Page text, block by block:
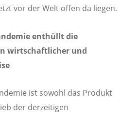
vor der Welt offen da liegen.
enthüllt die
wirtschaftlicher und
ist sowohl das Produkt
der derzeitigen